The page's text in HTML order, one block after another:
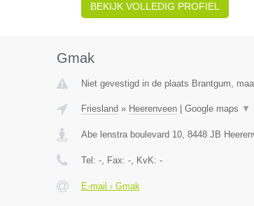
BEKIJK VOLLEDIG PROFIEL
Gmak
Niet gevestigd in de plaats Brantgum,
Friesland » Heerenveen| Google maps ▼
Abe lenstra boulevard 10, 8448 JB
Tel: -, Fax: -, KvK: -
E-mail › Gmak